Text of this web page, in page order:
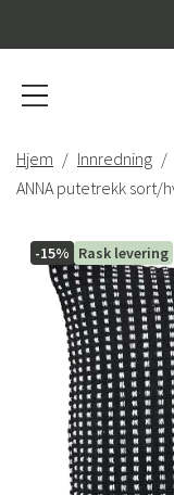
Hjem Innredning
ANNA putetrekk sort/
-15% Rask levering